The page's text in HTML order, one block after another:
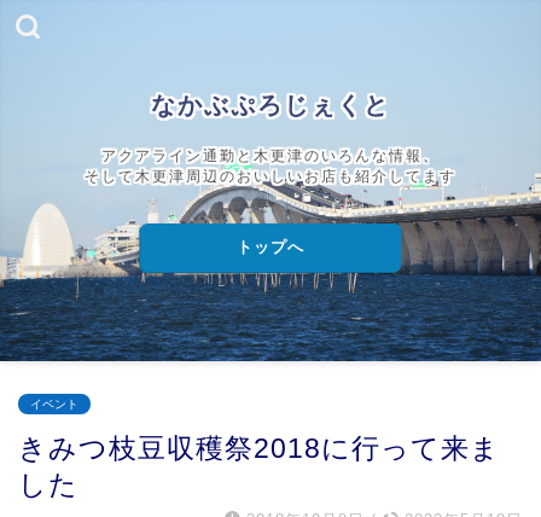
なかぶぷろじぇくと
アクアライン通勤と木更津のいろんな情報、
そして木更津周辺のおいしいお店も紹介してます
トップへ
イベント
きみつ枝豆収穫祭2018に行って来ま
した